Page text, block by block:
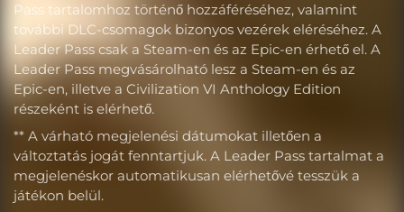
Pass tartalomhoz történő hozzáféréséhez, valamint
további DLC-csomagok bizonyos vezérek eléréséhez. A
Leader Pass csak a Steam-en és az Epic-en érhető el. A
Leader Pass megvásárolható lesz a Steam-en és az
Epic-en, illetve a Civilization VI Anthology Edition
részeként is elérhető.
** A várható megjelenési dátumokat illetően a
változtatás jogát fenntartjuk. A Leader Pass tartalmat a
megjelenéskor automatikusan elérhetővé tesszük a
játékon belül.